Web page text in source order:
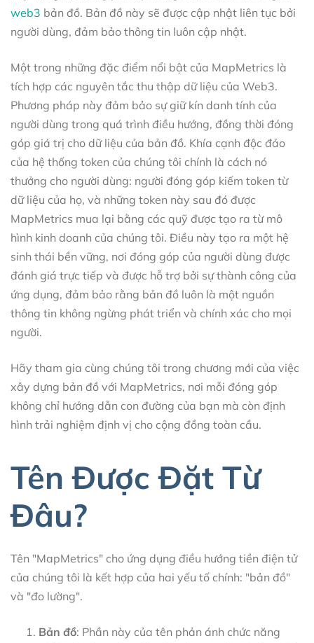
web3 bản đồ. Bản đồ này sẽ được cập nhật liên tục bởi
người dùng, đảm bảo thông tin luôn cập nhật.
Một trong những đặc điểm nổi bật của MapMetrics là
tích hợp các nguyên tắc thu thập dữ liệu của Web3.
Phương pháp này đảm bảo sự giữ kín danh tính của
người dùng trong quá trình điều hướng, đồng thời đóng
góp giá trị cho dữ liệu của bản đồ. Khía cạnh độc đáo
của hệ thống token của chúng tôi chính là cách nó
thưởng cho người dùng: người đóng góp kiếm token từ
dữ liệu của họ, và những token này sau đó được
MapMetrics mua lại bằng các quỹ được tạo ra từ mô
hình kinh doanh của chúng tôi. Điều này tạo ra một hệ
sinh thái bền vững, nơi đóng góp của người dùng được
đánh giá trực tiếp và được hỗ trợ bởi sự thành công của
ứng dụng, đảm bảo rằng bản đồ luôn là một nguồn
thông tin không ngừng phát triển và chính xác cho mọi
người.
Hãy tham gia cùng chúng tôi trong chương mới của việc
xây dựng bản đồ với MapMetrics, nơi mỗi đóng góp
không chỉ hướng dẫn con đường của bạn mà còn định
hình trải nghiệm định vị cho cộng đồng toàn cầu.
Tên Được Đặt Từ
Đâu?
Tên "MapMetrics" cho ứng dụng điều hướng tiền điện tử
của chúng tôi là kết hợp của hai yếu tố chính: "bản đồ"
và "đo lường".
Bản đồ: Phần này của tên phản ánh chức năng